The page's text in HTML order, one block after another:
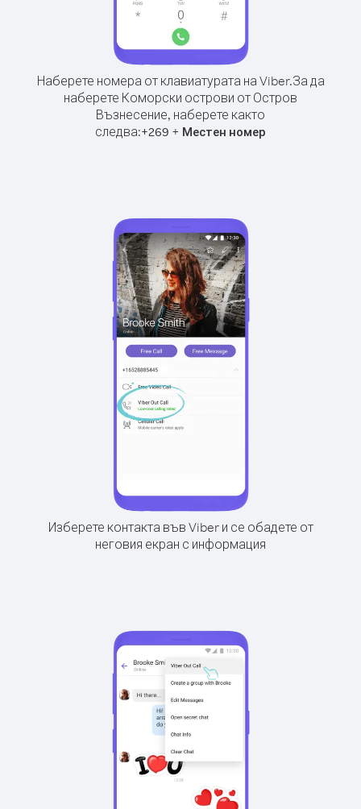
Наберете номера от клавиатурата на Viber.За да
наберете Коморски острови от Остров
Възнесение, наберете както
следва:+269 + Местен номер
Изберете контакта във Viber и се обадете от
неговия екран с информация